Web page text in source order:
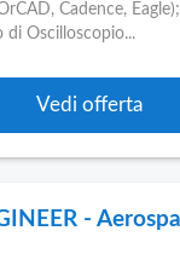
Cadence,
di Oscilloscopio...
Vedi offerta
-